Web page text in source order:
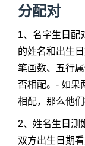
分配对
1、名字生日配
的姓名和出生
笔画数、五行
否相配。- 如果
相配，那么他
2、姓名生日测
双方出生日期